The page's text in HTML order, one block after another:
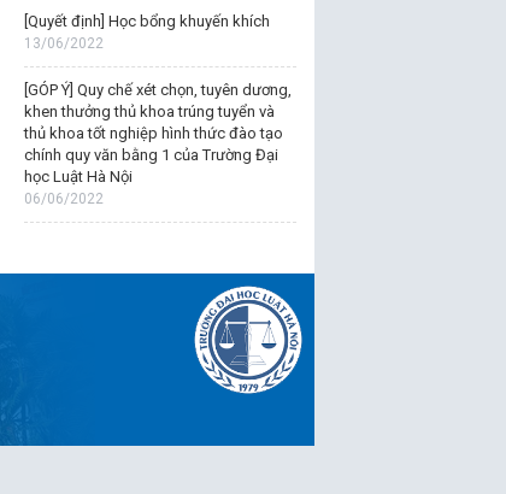
[Quyết định] Học bổng khuyến khích
13/06/2022
[GÓP Ý] Quy chế xét chọn, tuyên dương,
khen thưởng thủ khoa trúng tuyển và
thủ khoa tốt nghiệp hình thức đào tạo
chính quy văn bằng 1 của Trường Đại
học Luật Hà Nội
06/06/2022